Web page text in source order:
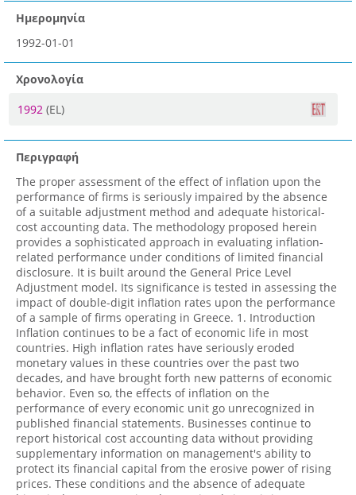
Ημερομηνία
1992-01-01
Χρονολογία
1992 (EL)
Περιγραφή
The proper assessment of the effect of inflation upon the
performance of firms is seriously impaired by the absence
of a suitable adjustment method and adequate historical-
cost accounting data. The methodology proposed herein
provides a sophisticated approach in evaluating inflation-
related performance under conditions of limited financial
disclosure. It is built around the General Price Level
Adjustment model. Its significance is tested in assessing the
impact of double-digit inflation rates upon the performance
of a sample of firms operating in Greece. 1. Introduction
Inflation continues to be a fact of economic life in most
countries. High inflation rates have seriously eroded
monetary values in these countries over the past two
decades, and have brought forth new patterns of economic
behavior. Even so, the effects of inflation on the
performance of every economic unit go unrecognized in
published financial statements. Businesses continue to
report historical cost accounting data without providing
supplementary information on management's ability to
protect its financial capital from the erosive power of rising
prices. These conditions and the absence of adequate